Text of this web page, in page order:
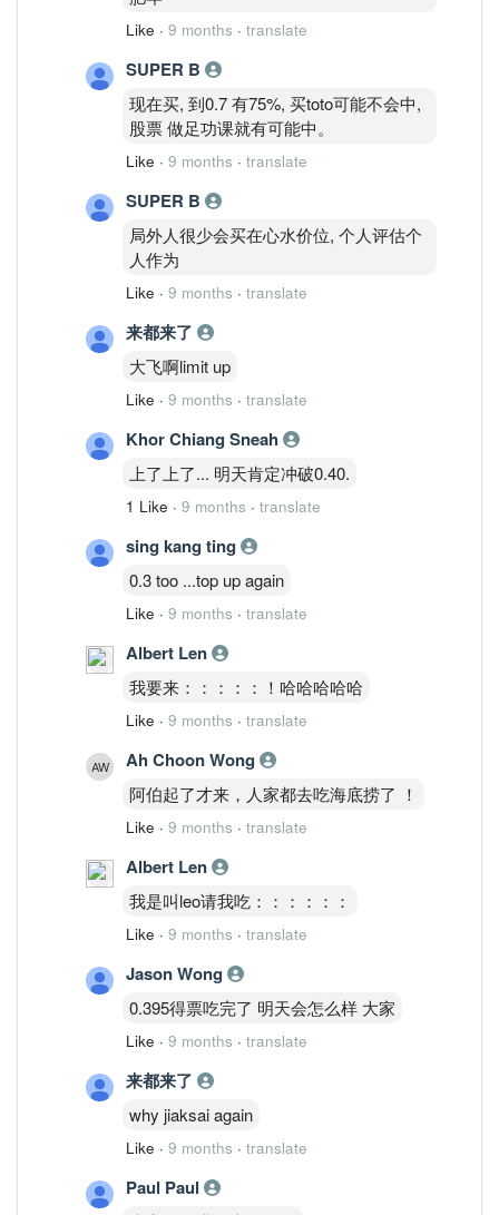
Like · 9 months · translate
SUPER B
现在买, 到0.7 有75%, 买toto可能不会中,
股票 做足功课就有可能中。
Like · 9 months · translate
SUPER B
局外人很少会买在心水价位, 个人评估个
人作为
Like · 9 months · translate
来都来了
大飞啊limit up
Like · 9 months · translate
Khor Chiang Sneah
上了上了... 明天肯定冲破0.40.
1 Like · 9 months · translate
sing kang ting
0.3 too ...top up again
Like · 9 months · translate
Albert Len
我要来：：：：：！哈哈哈哈哈
Like · 9 months · translate
Ah Choon Wong
阿伯起了才来，人家都去吃海底捞了 ！
Like · 9 months · translate
Albert Len
我是叫leo请我吃：：：：：：
Like · 9 months · translate
Jason Wong
0.395得票吃完了 明天会怎么样 大家
Like · 9 months · translate
来都来了
why jiaksai again
Like · 9 months · translate
Paul Paul